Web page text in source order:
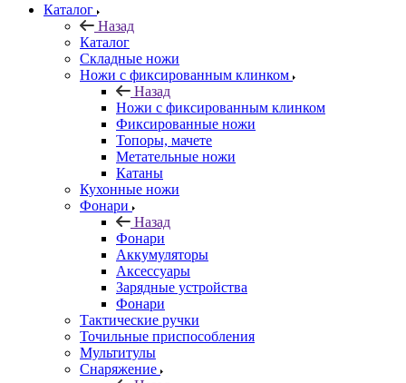
Каталог
Назад
Каталог
Складные ножи
Ножи с фиксированным клинком
Назад
Ножи с фиксированным клинком
Фиксированные ножи
Топоры, мачете
Метательные ножи
Катаны
Кухонные ножи
Фонари
Назад
Фонари
Аккумуляторы
Аксессуары
Зарядные устройства
Фонари
Тактические ручки
Точильные приспособления
Мультитулы
Снаряжение